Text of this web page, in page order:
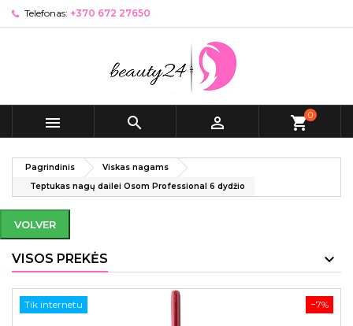
Telefonas: +370 672 27650
   shopping_cart0
Pagrindinis
Viskas nagams
Teptukas nagų dailei Osom Professional 6 dydžio
VOLVER
VISOS PREKĖS
−7%
Tik internetu